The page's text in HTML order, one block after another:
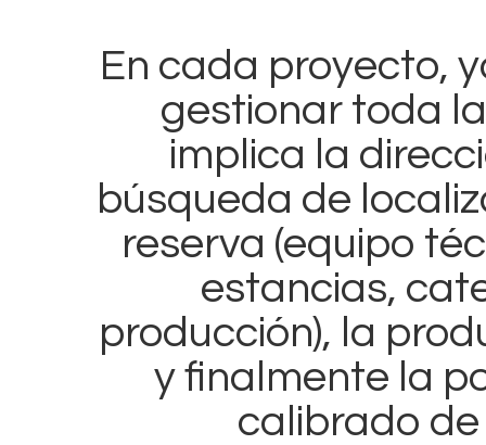
En cada proyecto,
gestionar toda
implica la
búsqueda de
reserva (equipo
estancias,
producción), la
y finalmente la
calibrado